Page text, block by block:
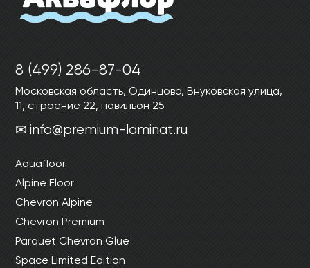
8 (499) 286-87-04
Московская область, Одинцово, Внуковская улица,
11, строение 22, павильон 25
info@premium-laminat.ru
Aquafloor
Alpine Floor
Chevron Alpine
Chevron Premium
Parquet Chevron Glue
Space Limited Edition